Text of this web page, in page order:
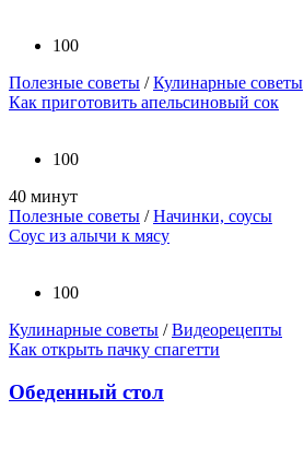
100
Полезные советы /Кулинарные советы
Как приготовить апельсиновый сок
100
40 минут
Полезные советы /Начинки, соусы
Соус из алычи к мясу
100
Кулинарные советы /Видеорецепты
Как открыть пачку спагетти
Обеденный стол